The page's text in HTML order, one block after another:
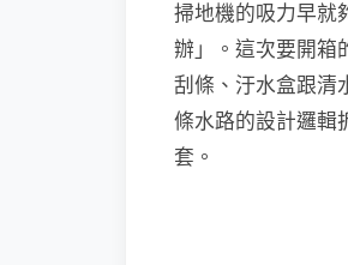
掃地機的吸力早就
辦」。這次要開箱
刮條、汙水盒跟清
條水路的設計邏輯
套。